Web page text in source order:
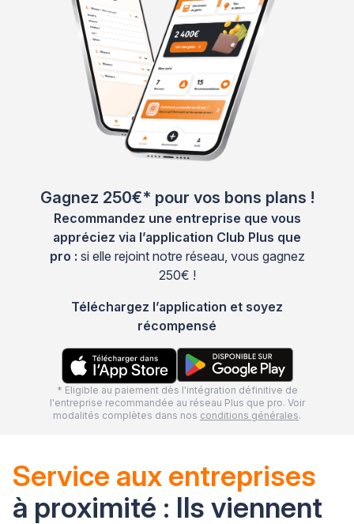
Gagnez 250€* pour vos bons plans !
Recommandez une entreprise que vous
appréciez via l’application Club Plus que
pro : si elle rejoint notre réseau, vous gagnez
250€ !
Téléchargez l’application et soyez
récompensé
* Eligible au paiement dès l'intégration définitive de
l'entreprise recommandée au réseau Plus que pro. Voir
modalités complètes dans nos conditions générales.
Service aux entreprises
à proximité : Ils viennent